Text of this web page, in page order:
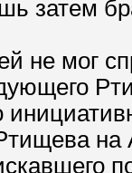
затем
не мог
на